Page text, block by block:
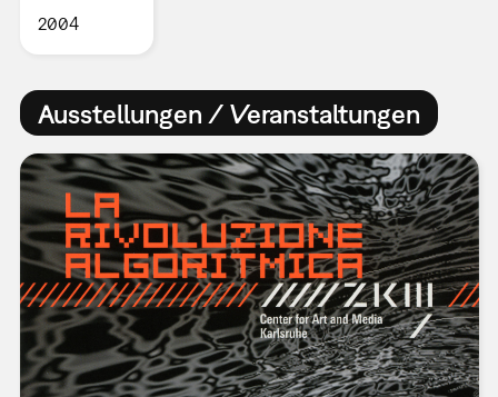
2004
Ausstellungen / Veranstaltungen